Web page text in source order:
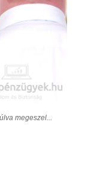
megeszel...